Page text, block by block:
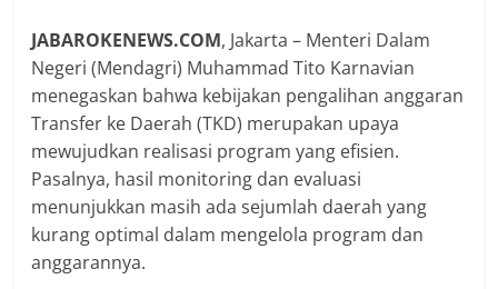
JABAROKENEWS.COM, Jakarta – Menteri Dalam
Negeri (Mendagri) Muhammad Tito Karnavian
menegaskan bahwa kebijakan pengalihan anggaran
Transfer ke Daerah (TKD) merupakan upaya
mewujudkan realisasi program yang efisien.
Pasalnya, hasil monitoring dan evaluasi
menunjukkan masih ada sejumlah daerah yang
kurang optimal dalam mengelola program dan
anggarannya.